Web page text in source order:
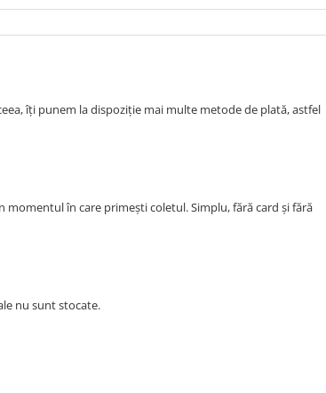
îți punem la dispoziție mai multe metode de plată, astfel
în care primești coletul. Simplu, fără card și fără
nu sunt stocate.